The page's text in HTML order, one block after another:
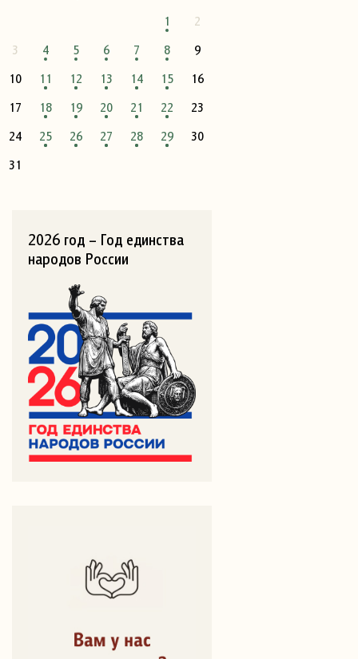
1
2
3
4 5 6 7 8
9
10
11 12 13 14 15
16
17
18 19 20 21 22
23
24
25 26 27 28 29
30
31
2026 год – Год единства
народов России